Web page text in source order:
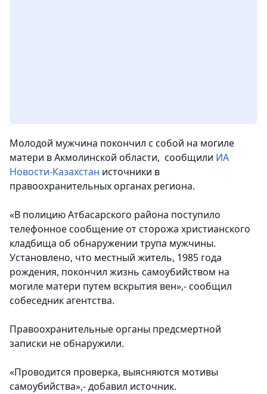
Молодой мужчина покончил с собой на могиле
матери в Акмолинской области, сообщили ИА
Новости-Казахстан источники в
правоохранительных органах региона.
«В полицию Атбасарского района поступило
телефонное сообщение от сторожа христианского
кладбища об обнаружении трупа мужчины.
Установлено, что местный житель, 1985 года
рождения, покончил жизнь самоубийством на
могиле матери путем вскрытия вен»,- сообщил
собеседник агентства.
Правоохранительные органы предсмертной
записки не обнаружили.
«Проводится проверка, выясняются мотивы
самоубийства»,- добавил источник.